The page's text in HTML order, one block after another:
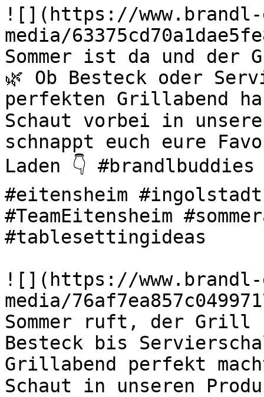
![](https://
media/
Sommer ist da und
🌿 Ob Besteck oder
perfekten Grillabend
Schaut vorbei in
schnappt euch eure
Laden 👇
#eitensheim
#TeamEitensheim
#tablesettingideas
![](https://
media/
Sommer ruft, der Grill
Besteck bis
Grillabend perfekt
Schaut in unseren